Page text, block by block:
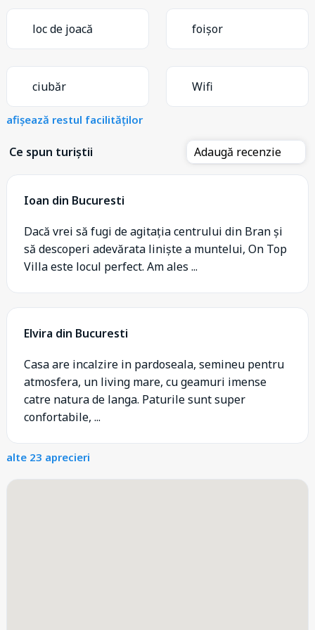
loc de joacă foișor
ciubăr Wifi
afișează restul facilităților
Ce spun turiștii Adaugă recenzie
Ioan din Bucuresti
Dacă vrei să fugi de agitația centrului din Bran și
să descoperi adevărata liniște a muntelui, On Top
Villa este locul perfect. Am ales ...
Elvira din Bucuresti
Casa are incalzire in pardoseala, semineu pentru
atmosfera, un living mare, cu geamuri imense
catre natura de langa. Paturile sunt super
confortabile, ...
alte 23 aprecieri